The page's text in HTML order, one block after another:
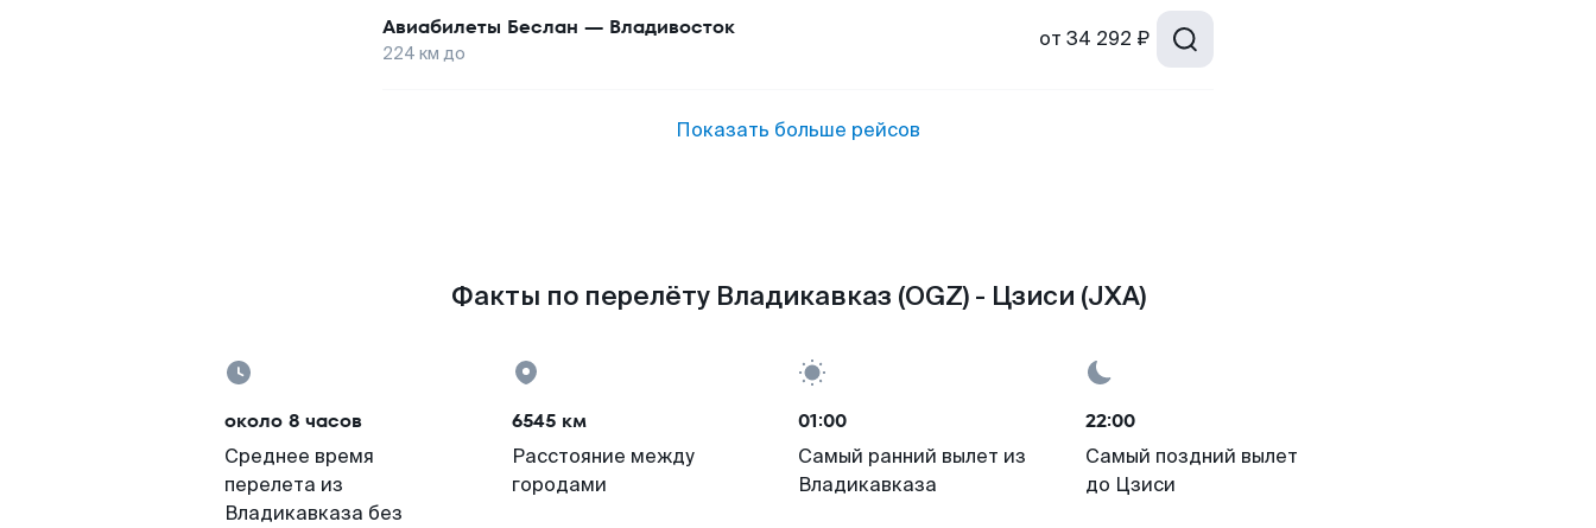
Авиабилеты Беслан — Владивосток
224 км до
от 34 292 ₽
Показать больше рейсов
Факты по перелёту Владикавказ (OGZ) - Цзиси (JXA)
около 8 часов
Среднее время
перелета из
Владикавказа без
6545 км
Расстояние между
городами
01:00
Самый ранний вылет из
Владикавказа
22:00
Самый поздний вылет
до Цзиси